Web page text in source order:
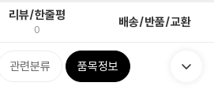
리뷰/한줄평
0 배송/반품/교환
관련분류 품목정보